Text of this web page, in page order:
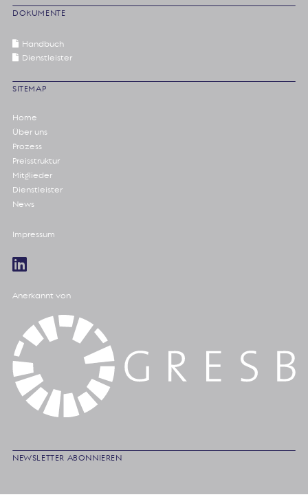
DOKUMENTE
Handbuch
Dienstleister
SITEMAP
Home
Über uns
Prozess
Preisstruktur
Mitglieder
Dienstleister
News
Impressum
Anerkannt von
NEWSLETTER ABONNIEREN